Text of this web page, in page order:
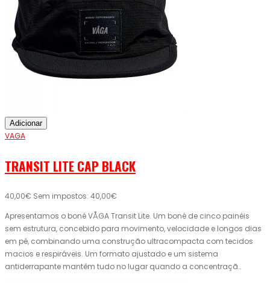
Adicionar
VAGA
TRANSIT LITE CAP BLACK
40,00€ Sem impostos: 40,00€
Apresentamos o boné VÅGA Transit Lite. Um boné de cinco painéis
sem estrutura, concebido para movimento, velocidade e longos dias
em pé, combinando uma construção ultracompacta com tecidos
macios e respiráveis. Um formato ajustado e um sistema
antiderrapante mantêm tudo no lugar quando a concentraçã..